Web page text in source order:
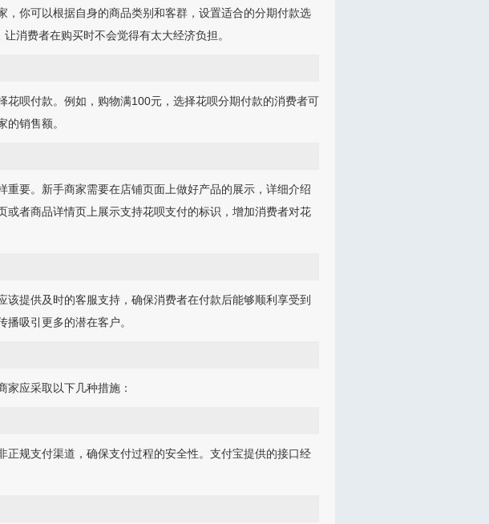
你可以根据自身的商品类别和客群，设置适合的分期付款选
消费者在购买时不会觉得有太大经济负担。
呗付款。例如，购物满100元，选择花呗分期付款的消费者可
销售额。
要。新手商家需要在店铺页面上做好产品的展示，详细介绍
者商品详情页上展示支持花呗支付的标识，增加消费者对花
提供及时的客服支持，确保消费者在付款后能够顺利享受到
吸引更多的潜在客户。
应采取以下几种措施：
规支付渠道，确保支付过程的安全性。支付宝提供的接口经